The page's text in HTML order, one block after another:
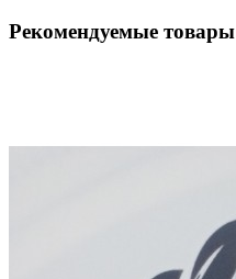
Рекомендуемые товары